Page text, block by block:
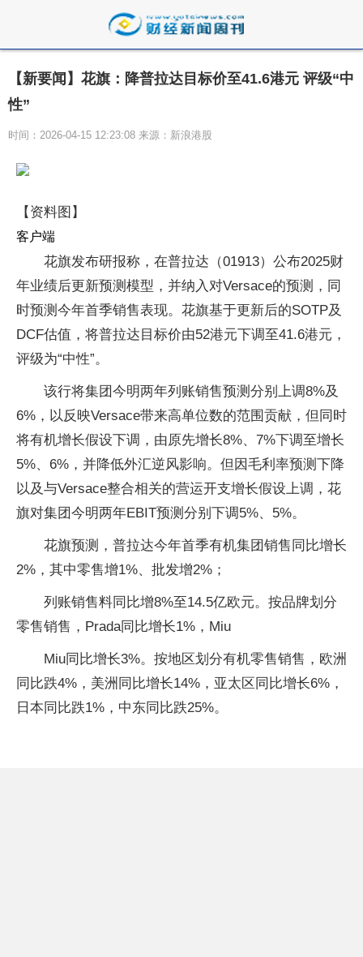
【新要闻】花旗：降普拉达目标价至41.6港元 评级“中
性”
时间：2026-04-15 12:23:08 来源：新浪港股
【资料图】
客户端
花旗发布研报称，在普拉达（01913）公布2025财
年业绩后更新预测模型，并纳入对Versace的预测，同
时预测今年首季销售表现。花旗基于更新后的SOTP及
DCF估值，将普拉达目标价由52港元下调至41.6港元，
评级为“中性”。
该行将集团今明两年列账销售预测分别上调8%及
6%，以反映Versace带来高单位数的范围贡献，但同时
将有机增长假设下调，由原先增长8%、7%下调至增长
5%、6%，并降低外汇逆风影响。但因毛利率预测下降
以及与Versace整合相关的营运开支增长假设上调，花
旗对集团今明两年EBIT预测分别下调5%、5%。
花旗预测，普拉达今年首季有机集团销售同比增长
2%，其中零售增1%、批发增2%；
列账销售料同比增8%至14.5亿欧元。按品牌划分
零售销售，Prada同比增长1%，Miu
Miu同比增长3%。按地区划分有机零售销售，欧洲
同比跌4%，美洲同比增长14%，亚太区同比增长6%，
日本同比跌1%，中东同比跌25%。